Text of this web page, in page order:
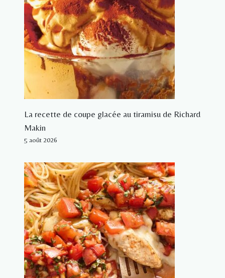
La recette de coupe glacée au tiramisu de Richard
Makin
5 août 2026